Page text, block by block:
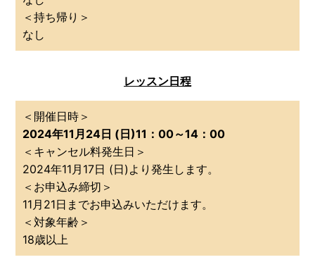
＜持ち帰り＞
なし
レッスン日程
＜開催日時＞
2024年11月24日 (日)11：00～14：00
＜キャンセル料発生日＞
2024年11月17日 (日)より発生します。
＜お申込み締切＞
11月21日までお申込みいただけます。
＜対象年齢＞
18歳以上